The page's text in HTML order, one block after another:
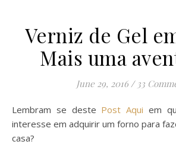
Verniz de Gel
Mais uma
June 29, 2016 / 33
Lembram se deste Post Aqui em
interesse em adquirir um forno para
casa?